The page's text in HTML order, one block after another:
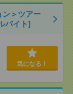
ン＞ツアー
バイト]
気になる！